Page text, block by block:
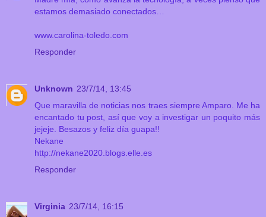
estamos demasiado conectados…
www.carolina-toledo.com
Responder
Unknown 23/7/14, 13:45
Que maravilla de noticias nos traes siempre Amparo. Me ha
encantado tu post, así que voy a investigar un poquito más
jejeje. Besazos y feliz día guapa!!
Nekane
http://nekane2020.blogs.elle.es
Responder
Virginia 23/7/14, 16:15